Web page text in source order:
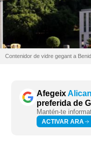
Contenidor de vidre gegant a
Afegeix
preferida de
Mantén-te
ACTIVAR ARA